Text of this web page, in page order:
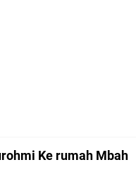
Ke rumah Mbah